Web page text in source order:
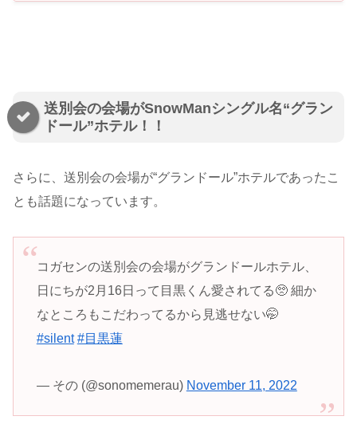
送別会の会場がSnowManシングル名“グラン
ドール”ホテル！！
さらに、送別会の会場が“グランドール”ホテルであったこ
とも話題になっています。
コガセンの送別会の会場がグランドールホテル、
日にちが2月16日って目黒くん愛されてる🥺 細か
なところもこだわってるから見逃せない🤭
#silent #目黒蓮
— その (@sonomemerau) November 11, 2022